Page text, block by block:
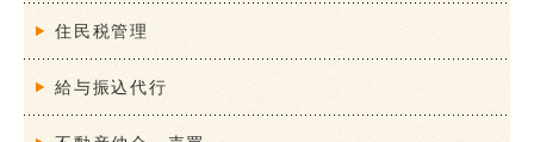
住民税管理
給与振込代行